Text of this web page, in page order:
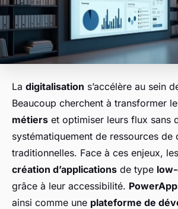
La digitalisation s’accélère au sein
Beaucoup cherchent à transformer
métiers et optimiser leurs flux sans
systématiquement de ressources de
traditionnelles. Face à ces enjeux,
création d’applications de type
grâce à leur accessibilité.
ainsi comme une plateforme de